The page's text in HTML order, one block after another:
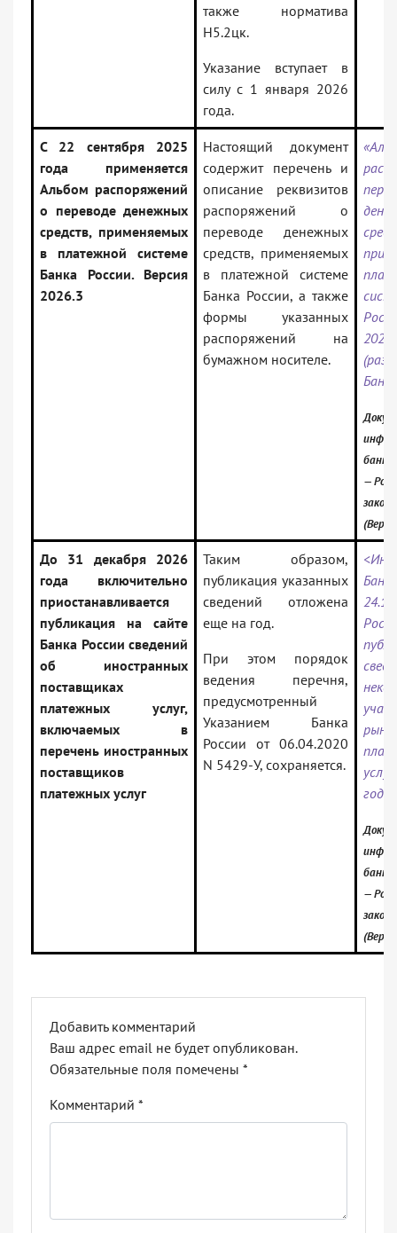
также норматива
Н5.2цк.
Указание вступает в
силу с 1 января 2026
года.
С 22 сентября 2025
года применяется
Альбом распоряжений
о переводе денежных
средств, применяемых
в платежной системе
Банка России. Версия
2026.3
Настоящий документ
содержит перечень и
описание реквизитов
распоряжений о
переводе денежных
средств, применяемых
в платежной системе
Банка России, а также
формы указанных
распоряжений на
бумажном носителе.
банк:
—
До 31 декабря 2026
года включительно
приостанавливается
публикация на сайте
Банка России сведений
об иностранных
поставщиках
платежных услуг,
включаемых в
перечень иностранных
поставщиков
платежных услуг
Таким образом,
публикация указанных
сведений отложена
еще на год.
При этом порядок
ведения перечня,
предусмотренный
Указанием Банка
России от 06.04.2020
N 5429-У, сохраняется.
год»
банк:
—
Добавить комментарий
Ваш адрес email не будет опубликован.
Обязательные поля помечены *
Комментарий *